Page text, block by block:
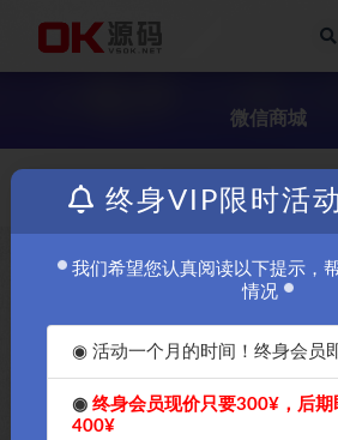
微信商城
💎💎💎免费 发布日期
终身VIP限时活
我们希望您认真阅读以下提示，
情况
◉ 活动一个月的时间！终身会员
◉终身会员现价只要300¥，后期
400¥